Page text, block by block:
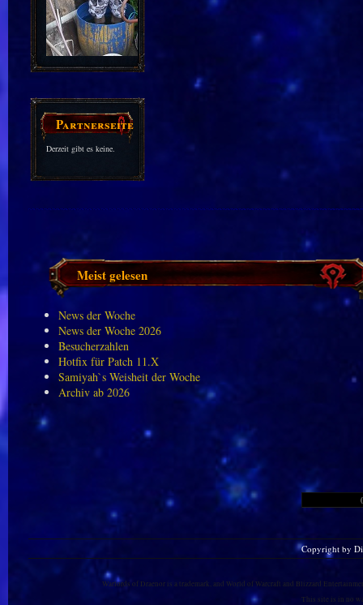
Partnerseiten
Derzeit gibt es keine.
Meist gelesen
News der Woche
News der Woche 2026
Besucherzahlen
Hotfix für Patch 11.X
Samiyah`s Weisheit der Woche
Archiv ab 2026
Copyright by
Warlords of Draenor is a trademark, and World of Warcraft and Blizzard
This site is in no